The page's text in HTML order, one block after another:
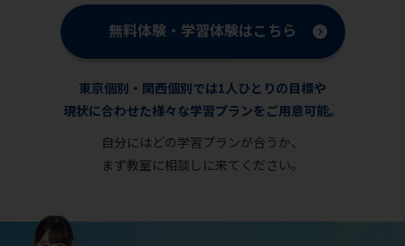
無料体験・学習体験はこちら
東京個別・関西個別では1人ひとりの目標や
現状に合わせた様々な学習プランをご用意可能。
自分にはどの学習プランが合うか、
まず教室に相談しに来てください。